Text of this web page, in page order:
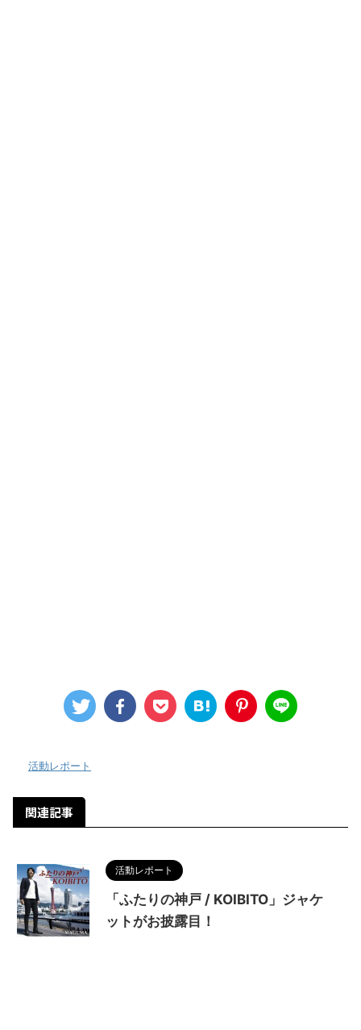
活動レポート
関連記事
活動レポート
「ふたりの神戸 / KOIBITO」ジャケ
ットがお披露目！